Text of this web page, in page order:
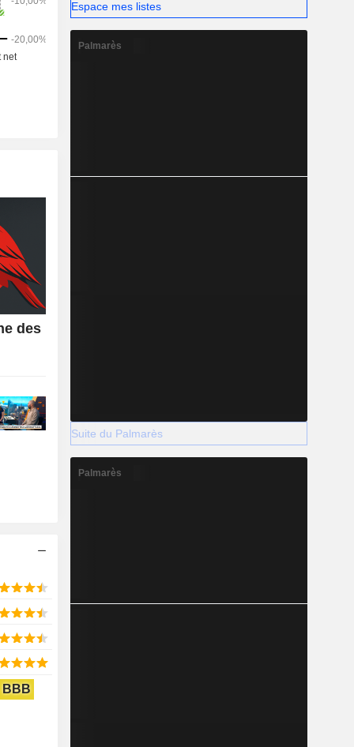
des
BBB
Espace mes listes
Palmarès
Suite du Palmarès
Palmarès